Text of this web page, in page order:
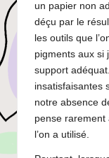
un papier non
déçu par le
les outils que
pigments aux si
support
insatisfaisantes
notre absence
pense
l’on a utilisé.